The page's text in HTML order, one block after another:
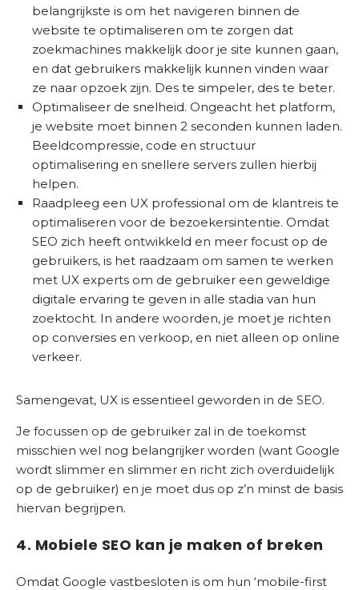
belangrijkste is om het navigeren binnen de
website te optimaliseren om te zorgen dat
zoekmachines makkelijk door je site kunnen gaan,
en dat gebruikers makkelijk kunnen vinden waar
ze naar opzoek zijn. Des te simpeler, des te beter.
Optimaliseer de snelheid. Ongeacht het platform,
je website moet binnen 2 seconden kunnen laden.
Beeldcompressie, code en structuur
optimalisering en snellere servers zullen hierbij
helpen.
Raadpleeg een UX professional om de klantreis te
optimaliseren voor de bezoekersintentie. Omdat
SEO zich heeft ontwikkeld en meer focust op de
gebruikers, is het raadzaam om samen te werken
met UX experts om de gebruiker een geweldige
digitale ervaring te geven in alle stadia van hun
zoektocht. In andere woorden, je moet je richten
op conversies en verkoop, en niet alleen op online
verkeer.
Samengevat, UX is essentieel geworden in de SEO.
Je focussen op de gebruiker zal in de toekomst
misschien wel nog belangrijker worden (want Google
wordt slimmer en slimmer en richt zich overduidelijk
op de gebruiker) en je moet dus op z’n minst de basis
hiervan begrijpen.
4. Mobiele SEO kan je maken of breken
Omdat Google vastbesloten is om hun ‘mobile-first